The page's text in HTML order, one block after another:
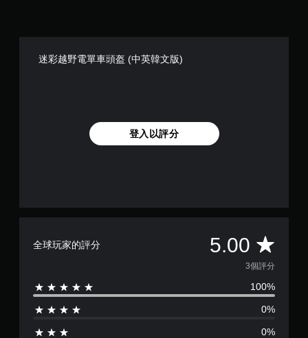
迷彩越野電單車頭盔 (中英韓文版)
登入以評分
全球玩家的評分 5.00 平
均
評
分
3個評分
100%
0%
0%